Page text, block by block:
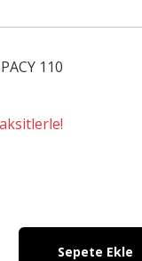
110
Sepete Ekle